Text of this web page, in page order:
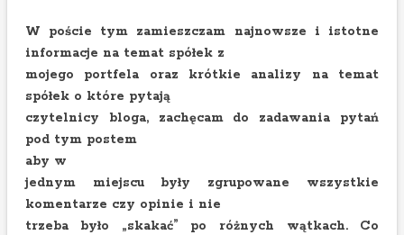
W poście tym zamieszczam najnowsze i istotne
informacje na temat spółek z
mojego portfela oraz krótkie analizy na temat
spółek o które pytają
czytelnicy bloga, zachęcam do zadawania pytań
pod tympostem
aby w
jednym miejscu były zgrupowane wszystkie
komentarze czy opinie i nie
trzeba było „skakać” po różnych wątkach. Co